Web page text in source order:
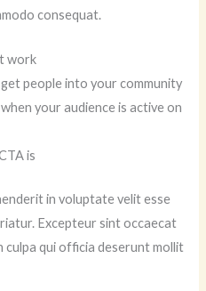
consequat.
work
people into your community
your audience is active on
is
in voluptate velit esse
Excepteur sint occaecat
qui officia deserunt mollit